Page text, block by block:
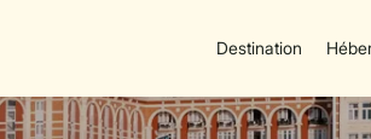
Destination